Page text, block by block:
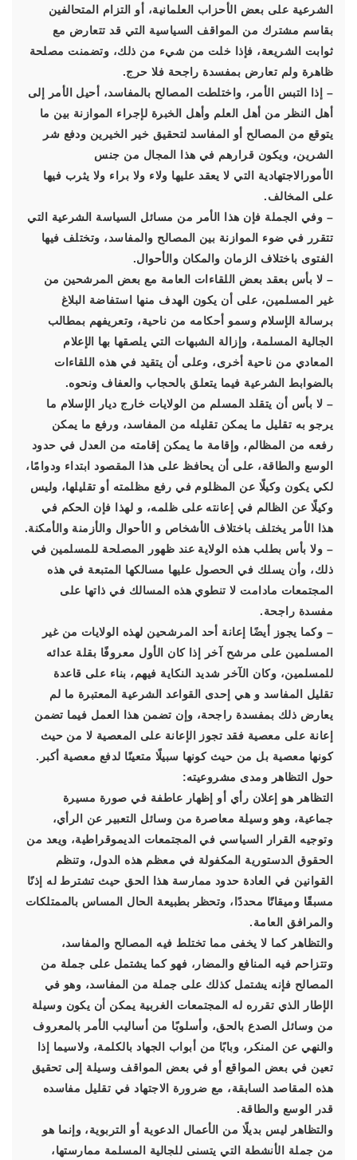
الشرعية على بعض الأحزاب العلمانية، أو التزام المتحالفين
بقاسم مشترك من المواقف السياسية التي قد تتعارض مع
ثوابت الشريعة، فإذا خلت من شيء من ذلك، وتضمنت مصلحة
ظاهرة ولم تعارض بمفسدة راجحة فلا حرج.
– إذا التبس الأمر، واختلطت المصالح بالمفاسد، أحيل الأمر إلى
أهل النظر من أهل العلم وأهل الخبرة لإجراء الموازنة بين ما
يتوقع من المصالح أو المفاسد لتحقيق خير الخيرين ودفع شر
الشرين، ويكون قرارهم في هذا المجال من جنس
الأمورالاجتهادية التي لا يعقد عليها ولاء ولا براء ولا يثرب فيها
على المخالف.
– وفي الجملة فإن هذا الأمر من مسائل السياسة الشرعية التي
تتقرر في ضوء الموازنة بين المصالح والمفاسد، وتختلف فيها
الفتوى باختلاف الزمان والمكان والأحوال.
– لا بأس بعقد بعض اللقاءات العامة مع بعض المرشحين من
غير المسلمين، على أن يكون الهدف منها استفاضة البلاغ
برسالة الإسلام وسمو أحكامه من ناحية، وتعريفهم بمطالب
الجالية المسلمة، وإزالة الشبهات التي يلصقها بها الإعلام
المعادي من ناحية أخرى، وعلى أن يتقيد في هذه اللقاءات
بالضوابط الشرعية فيما يتعلق بالحجاب والعفاف ونحوه.
– لا بأس أن يتقلد المسلم من الولايات خارج ديار الإسلام ما
يرجو به تقليل ما يمكن تقليله من المفاسد، ورفع ما يمكن
رفعه من المظالم، وإقامة ما يمكن إقامته من العدل في حدود
الوسع والطاقة، على أن يحافظ على هذا المقصود ابتداء ودوامًا،
لكي يكون وكيلًا عن المظلوم في رفع مظلمته أو تقليلها، وليس
وكيلًا عن الظالم في إعانته على ظلمه، و لهذا فإن الحكم في
هذا الأمر يختلف باختلاف الأشخاص و الأحوال والأزمنة والأمكنة.
– ولا بأس بطلب هذه الولاية عند ظهور المصلحة للمسلمين في
ذلك، وأن يسلك في الحصول عليها مسالكها المتبعة في هذه
المجتمعات مادامت لا تنطوي هذه المسالك في ذاتها على
مفسدة راجحة.
– وكما يجوز أيضًا إعانة أحد المرشحين لهذه الولايات من غير
المسلمين على مرشح آخر إذا كان الأول معروفًا بقلة عدائه
للمسلمين، وكان الآخر شديد النكاية فيهم، بناء على قاعدة
تقليل المفاسد و هي إحدى القواعد الشرعية المعتبرة ما لم
يعارض ذلك بمفسدة راجحة، وإن تضمن هذا العمل فيما تضمن
إعانة على معصية فقد تجوز الإعانة على المعصية لا من حيث
كونها معصية بل من حيث كونها سبيلًا متعينًا لدفع معصية أكبر.
حول التظاهر ومدى مشروعيته:
التظاهر هو إعلان رأي أو إظهار عاطفة في صورة مسيرة
جماعية، وهو وسيلة معاصرة من وسائل التعبير عن الرأي،
وتوجيه القرار السياسي في المجتمعات الديموقراطية، ويعد من
الحقوق الدستورية المكفولة في معظم هذه الدول، وتنظم
القوانين في العادة حدود ممارسة هذا الحق حيث تشترط له إذنًا
مسبقًا وميقاتًا محددًا، وتحظر بطبيعة الحال المساس بالممتلكات
والمرافق العامة.
والتظاهر كما لا يخفى مما تختلط فيه المصالح والمفاسد،
وتتزاحم فيه المنافع والمضار، فهو كما يشتمل على جملة من
المصالح فإنه يشتمل كذلك على جملة من المفاسد، وهو في
الإطار الذي تقرره له المجتمعات الغربية يمكن أن يكون وسيلة
من وسائل الصدع بالحق، وأسلوبًا من أساليب الأمر بالمعروف
والنهي عن المنكر، وبابًا من أبواب الجهاد بالكلمة، ولاسيما إذا
تعين في بعض المواقع أو في بعض المواقف وسيلة إلى تحقيق
هذه المقاصد السابقة، مع ضرورة الاجتهاد في تقليل مفاسده
قدر الوسع والطاقة.
والتظاهر ليس بديلًا من الأعمال الدعوية أو التربوية، وإنما هو
من جملة الأنشطة التي يتسنى للجالية المسلمة ممارستها،